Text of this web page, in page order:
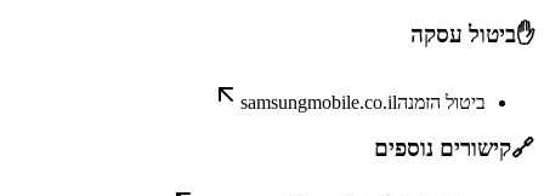
✋ביטול עסקה
ביטול הזמנהsamsungmobile.co.il
🔗קישורים נוספים